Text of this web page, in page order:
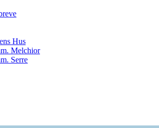
Hus
Melchior
Serre